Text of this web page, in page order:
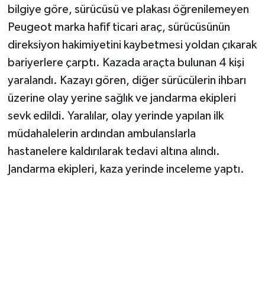
bilgiye göre, sürücüsü ve plakası öğrenilemeyen
Peugeot marka hafif ticari araç, sürücüsünün
direksiyon hakimiyetini kaybetmesi yoldan çıkarak
bariyerlere çarptı. Kazada araçta bulunan 4 kişi
yaralandı. Kazayı gören, diğer sürücülerin ihbarı
üzerine olay yerine sağlık ve jandarma ekipleri
sevk edildi. Yaralılar, olay yerinde yapılan ilk
müdahalelerin ardından ambulanslarla
hastanelere kaldırılarak tedavi altına alındı.
Jandarma ekipleri, kaza yerinde inceleme yaptı.